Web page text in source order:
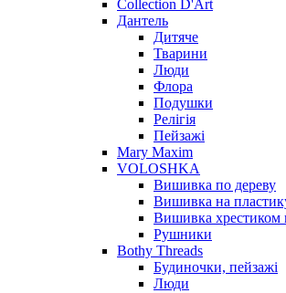
Collection D'Art
Дантель
Дитяче
Тварини
Люди
Флора
Подушки
Релігія
Пейзажі
Mary Maxim
VOLOSHKA
Вишивка по дереву
Вишивка на
Вишивка хрестиком
Рушники
Bothy Threads
Будиночки, пейзажі
Люди